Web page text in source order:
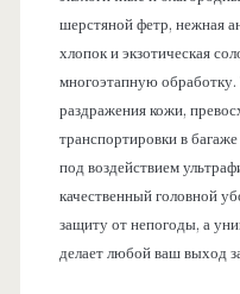
шерстяной фетр, нежная
хлопок и экзотическая
многоэтапную
раздражения кожи,
транспортировки в
под воздействием
качественный головной
защиту от непогоды, а
делает любой ваш выход